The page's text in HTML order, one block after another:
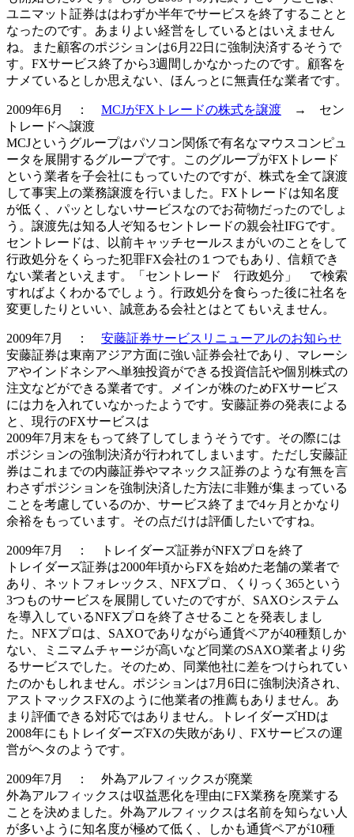
ユニマット証券ははわずか半年でサービスを終了することと
なったのです。あまりよい経営をしているとはいえません
ね。また顧客のポジションは6月22日に強制決済するそうで
す。 FXサービス終了から3週間しかなかったのです。顧客を
ナメているとしか思えない、ほんっとに無責任な業者です。
2009年6月 ： MCJがFXトレードの株式を譲渡 → セン
トレードへ譲渡
MCJというグループはパソコン関係で有名なマウスコンピュ
ータを展開するグループです。このグループがFXトレード
という業者を子会社にもっていたのですが、株式を全て譲渡
して事実上の業務譲渡を行いました。FXトレードは知名度
が低く、パッとしないサービスなのでお荷物だったのでしょ
う。譲渡先は知る人ぞ知るセントレードの親会社IFGです。
セントレードは、以前キャッチセールスまがいのことをして
行政処分をくらった犯罪FX会社の１つでもあり、信頼でき
ない業者といえます。「セントレード 行政処分」 で検索
すればよくわかるでしょう。行政処分を食らった後に社名を
変更したりといい、誠意ある会社とはとてもいえません。
2009年7月 ： 安藤証券サービスリニューアルのお知らせ
安藤証券は東南アジア方面に強い証券会社であり、マレーシ
アやインドネシアへ単独投資ができる投資信託や個別株式の
注文などができる業者です。メインが株のためFXサービス
には力を入れていなかったようです。安藤証券の発表による
と、現行のFXサービスは
2009年7月末をもって終了してしまうそうです。その際には
ポジションの強制決済が行われてしまいます。ただし安藤証
券はこれまでの内藤証券やマネックス証券のような有無を言
わさずポジションを強制決済した方法に非難が集まっている
ことを考慮しているのか、サービス終了まで4ヶ月とかなり
余裕をもっています。その点だけは評価したいですね。
2009年7月 ： トレイダーズ証券がNFXプロを終了
トレイダーズ証券は2000年頃からFXを始めた老舗の業者で
あり、ネットフォレックス、NFXプロ、くりっく365という
3つものサービスを展開していたのですが、SAXOシステム
を導入しているNFXプロを終了させることを発表しまし
た。NFXプロは、SAXOでありながら通貨ペアが40種類しか
ない、ミニマムチャージが高いなど同業のSAXO業者より劣
るサービスでした。そのため、同業他社に差をつけられてい
たのかもしれません。ポジションは7月6日に強制決済され、
アストマックスFXのように他業者の推薦もありません。あ
まり評価できる対応ではありません。トレイダーズHDは
2008年にもトレイダーズFXの失敗があり、FXサービスの運
営がヘタのようです。
2009年7月 ： 外為アルフィックスが廃業
外為アルフィックスは収益悪化を理由にFX業務を廃業する
ことを決めました。外為アルフィックスは名前を知らない人
が多いように知名度が極めて低く、しかも通貨ペアが10種